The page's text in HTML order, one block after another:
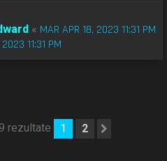
« MAR APR 18, 2023 11:31 PM
11:31 PM
rezultate 1 2